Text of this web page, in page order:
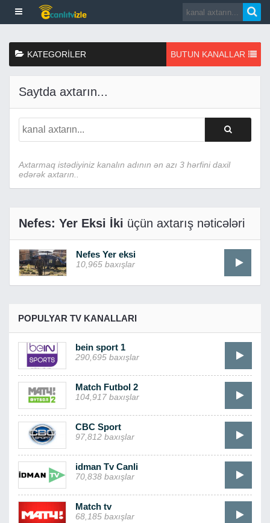
KATEGORILER BUTUN KANALLAR
Saytda axtarın...
Axtarmaq istədiyiniz kanalın adının ən azı 3 hərfini daxil
edərək axtarın..
Nefes: Yer Eksi İki üçün axtarış nəticələri
Nefes Yer eksi
10,965 baxışlar
POPULYAR TV KANALLARI
bein sport 1
290,695 baxışlar
Match Futbol 2
104,917 baxışlar
CBC Sport
97,812 baxışlar
idman Tv Canli
70,838 baxışlar
Match tv
68,185 baxışlar